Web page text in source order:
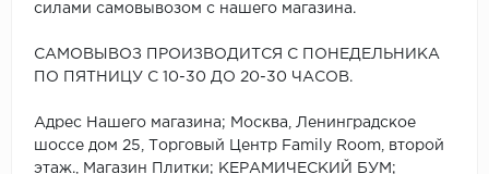
силами самовывозом с нашего магазина.
САМОВЫВОЗ ПРОИЗВОДИТСЯ С ПОНЕДЕЛЬНИКА
ПО ПЯТНИЦУ С 10-30 ДО 20-30 ЧАСОВ.
Адрес Нашего магазина; Москва, Ленинградское
шоссе дом 25, Торговый Центр Family Room, второй
этаж., Магазин Плитки; КЕРАМИЧЕСКИЙ БУМ;